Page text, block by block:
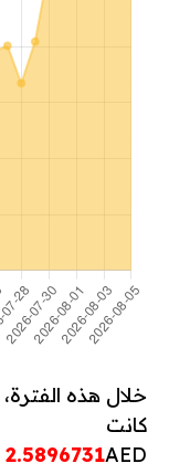
كانت
2.5896731AED في